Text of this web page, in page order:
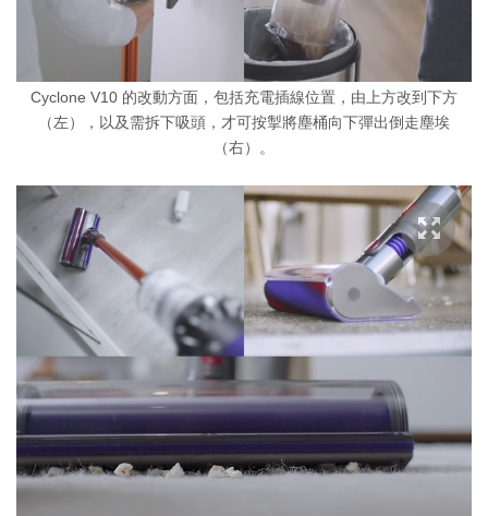
Cyclone V10 的改動方面，包括充電插線位置，由上方改到下方
（左），以及需拆下吸頭，才可按掣將塵桶向下彈出倒走塵埃
（右）。